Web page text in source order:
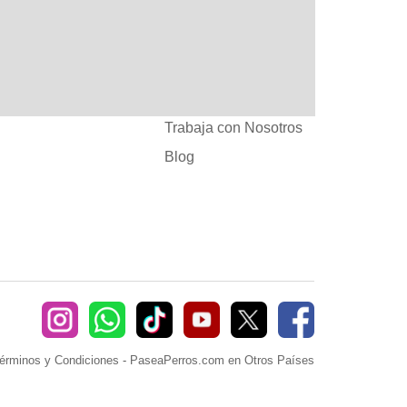
Trabaja con Nosotros
Blog
y Condiciones - PaseaPerros.com en Otros Países